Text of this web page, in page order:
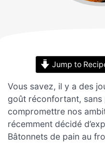
Jump to
Vous savez, il y a des
goût réconfortant, sans
compromettre nos
récemment décidé
Bâtonnets de pain au